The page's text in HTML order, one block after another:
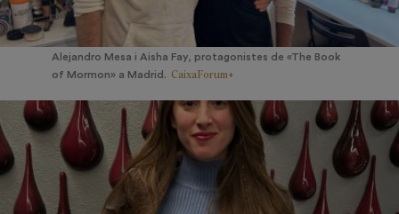
Alejandro Mesa i Aisha Fay, protagonistes de «The Book
of Mormon» a Madrid. CaixaForum+